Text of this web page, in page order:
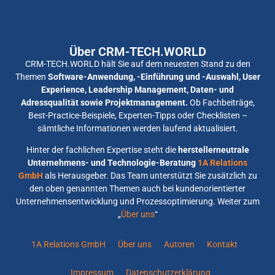
Über CRM-TECH.WORLD
CRM-TECH.WORLD hält Sie auf dem neuesten Stand zu den
Themen Software-Anwendung, -Einführung und -Auswahl, User
Experience, Leadership Management, Daten- und
Adressqualität sowie Projektmanagement. Ob Fachbeiträge,
Best-Practice-Beispiele, Experten-Tipps oder Checklisten –
sämtliche Informationen werden laufend aktualisiert.
Hinter der fachlichen Expertise steht die herstellerneutrale
Unternehmens- und Technologie-Beratung 1A Relations
GmbH als Herausgeber. Das Team unterstützt Sie zusätzlich zu
den oben genannten Themen auch bei kundenorientierter
Unternehmensentwicklung und Prozessoptimierung. Weiter zum
„Über uns“
1A Relations GmbH Über uns Autoren Kontakt
Impressum Datenschutzerklärung